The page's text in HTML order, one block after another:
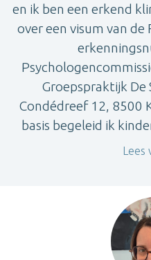
en ik ben een erkend
over een visum van de
Groepspraktijk De
Condédreef 12, 8500
basis begeleid ik
Lees